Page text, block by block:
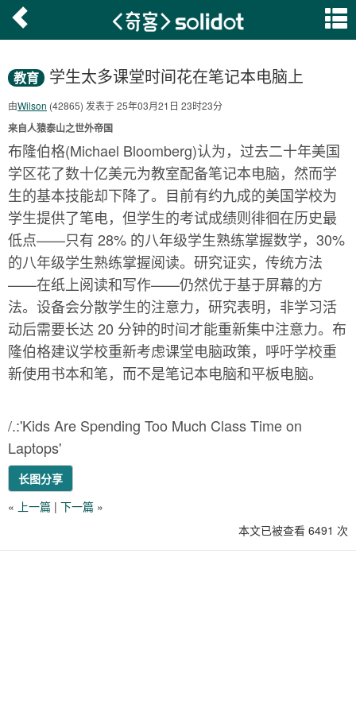
教育 学生太多课堂时间花在笔记本电脑上
由Wilson (42865) 发表于 25年03月21日 23时23分
来自人猿泰山之世外帝国
布隆伯格(Michael Bloomberg)认为，过去二十年美国
学区花了数十亿美元为教室配备笔记本电脑，然而学
生的基本技能却下降了。目前有约九成的美国学校为
学生提供​​了笔电，但学生的考试成绩则徘徊在历史最
低点——只有 28% 的八年级学生熟练掌握数学，30%
的八年级学生熟练掌握阅读。研究证实，传统方法
——在纸上阅读和写作——仍然优于基于屏幕的方
法。设备会分散学生的注意力，研究表明，非学习活
动后需要长达 20 分钟的时间才能重新集中注意力。布
隆伯格建议学校重新考虑课堂电脑政策，呼吁学校重
新使用书本和笔，而不是笔记本电脑和平板电脑。
/.:'Kids Are Spending Too Much Class Time on
Laptops'
长图分享
« 上一篇 | 下一篇 »
本文已被查看 6491 次